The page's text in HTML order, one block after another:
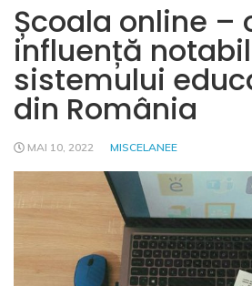
Școala online –
influență
sistemului
din România
MAI 10, 2022 MISCELANEE